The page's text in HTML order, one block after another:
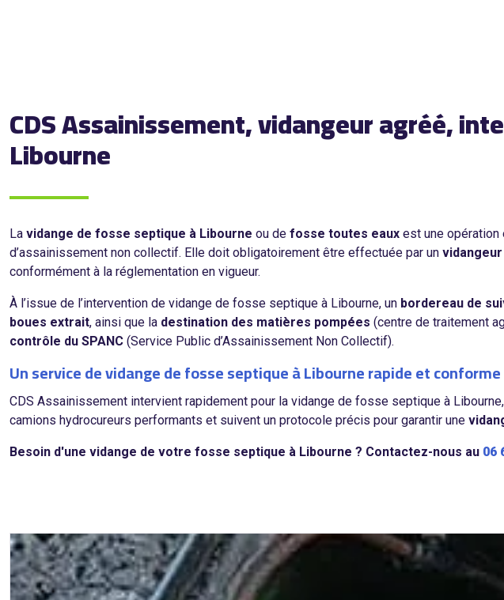
CDS Assainissement, vidangeur agréé,
Libourne
La vidange de fosse septique à Libourne ou de fosse toutes eaux est une
d’assainissement non collectif. Elle doit obligatoirement être effectuée par un
conformément à la réglementation en vigueur.
À l’issue de l’intervention de vidange de fosse septique à Libourne, un bordereau de
boues extrait, ainsi que la destination des matières pompées (centre de traitement
contrôle du SPANC (Service Public d’Assainissement Non Collectif).
Un service de vidange de fosse septique à Libourne rapide et
CDS Assainissement intervient rapidement pour la vidange de fosse septique à
camions hydrocureurs performants et suivent un protocole précis pour garantir une
Besoin d'une vidange de votre fosse septique à Libourne ? Contactez-nous au 06